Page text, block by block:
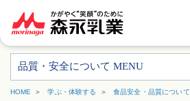
品質・安全について MENU
HOME 学ぶ・体験する 食品安全・品質について